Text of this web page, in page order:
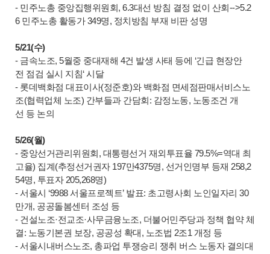
- 민주노총 중앙집행위원회, 6.3대선 방침 결정 없이 산회-->5.2
6 민주노총 활동가 349명, 정치방침 부재 비판 성명
5/21(수)
- 금속노조, 5월중 중대재해 4건 발생 사태 등에 ‘긴급 현장안
전 점검 실시 지침‘ 시달
- 롯데백화점 대표이사(정준호)와 백화점 면세점판매서비스노
조(협력업체 노조) 간부들과 간담회: 감정노동, 노동조건 개
선 등 논의
5/26(월)
- 중앙선거관리위원회, 대통령선거 재외투표율 79.5%=역대 최
고율) 집계(추정선거권자 197만4375명, 선거인명부 등재 258,2
54명, 투표자 205,268명)
- 서울시 ‘9988 서울프로젝트’ 발표: 초고령사회 노인일자리 30
만개, 공공돌봄센터 조성 등
- 건설노조·전교조·사무금융노조, 더불어민주당과 정책 협약 체
결: 노동기본권 보장, 공공성 확대, 노조법 2조1 개정 등
- 서울시내버스노조, 총파업 투쟁승리 쟁취 버스 노동자 결의대